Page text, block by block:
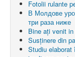
Fotolii rulante
В Молдове
три раза ниже
Bine ați venit
Susținere din
Studiu elaborat